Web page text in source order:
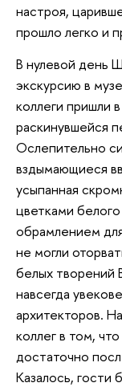
настроя,
прошло легко и
В нулевой день
экскурсию в
коллеги пришли
раскинувшейся
Ослепительно
вздымающиеся
усыпанная
цветками
обрамлением
не могли
белых творений
навсегда
архитекторов.
коллег в том,
достаточно
Казалось, гости